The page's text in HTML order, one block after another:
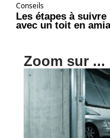
Conseils
Les étapes à
avec un toit en
Zoom sur ...